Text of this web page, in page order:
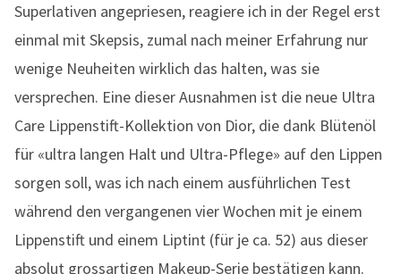
Superlativen angepriesen, reagiere ich in der Regel erst
einmal mit Skepsis, zumal nach meiner Erfahrung nur
wenige Neuheiten wirklich das halten, was sie
versprechen. Eine dieser Ausnahmen ist die neue Ultra
Care Lippenstift-Kollektion von Dior, die dank Blütenöl
für «ultra langen Halt und Ultra-Pflege» auf den Lippen
sorgen soll, was ich nach einem ausführlichen Test
während den vergangenen vier Wochen mit je einem
Lippenstift und einem Liptint (für je ca. 52) aus dieser
absolut grossartigen Makeup-Serie bestätigen kann.